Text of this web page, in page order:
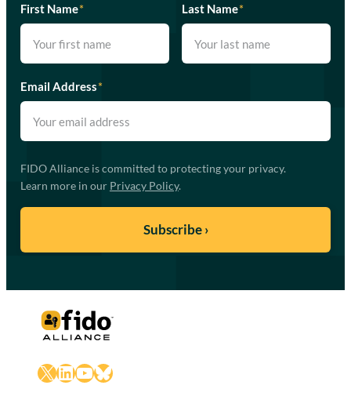
First Name* Last Name*
Email Address*
FIDO Alliance is committed to protecting your privacy.
Learn more in our Privacy Policy.
X LinkedIn
YouTube
Bluesky